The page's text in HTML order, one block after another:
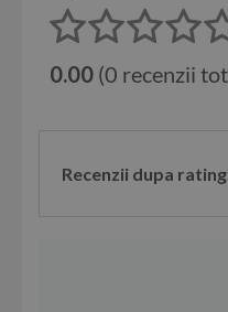
0.00 (0 recenzii
Recenzii dupa